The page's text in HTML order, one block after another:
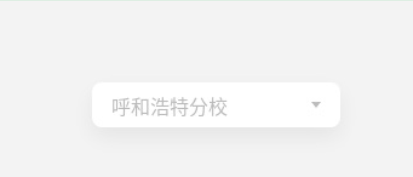
呼和浩特分校